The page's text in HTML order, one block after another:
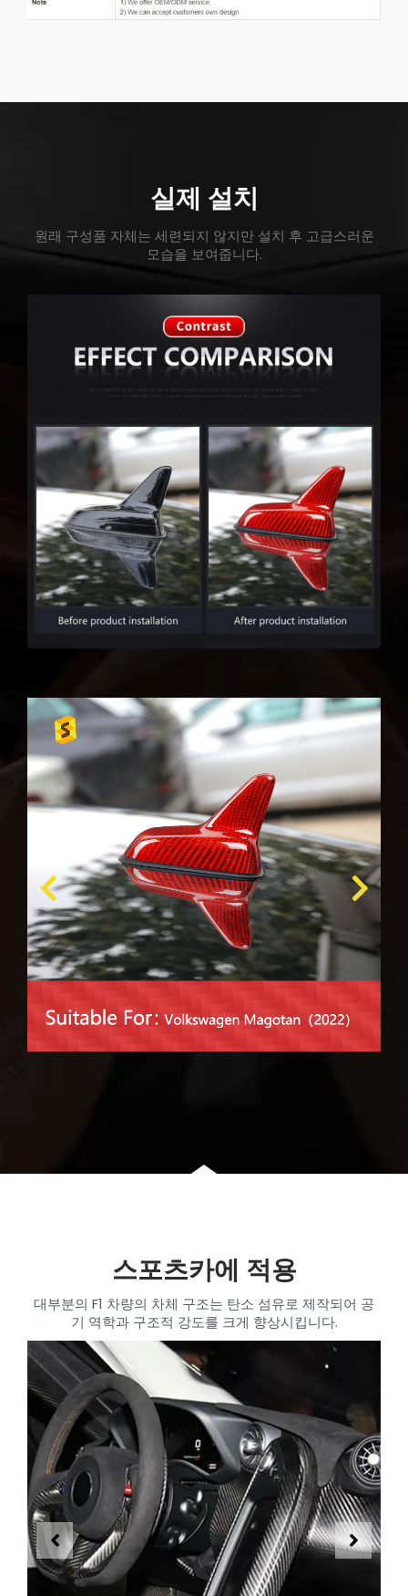
실제 설치
원래 구성품 자체는 세련되지 않지만 설치 후 고급스러운
모습을 보여줍니다.
스포츠카에 적용
대부분의 F1 차량의 차체 구조는 탄소 섬유로 제작되어 공
기 역학과 구조적 강도를 크게 향상시킵니다.